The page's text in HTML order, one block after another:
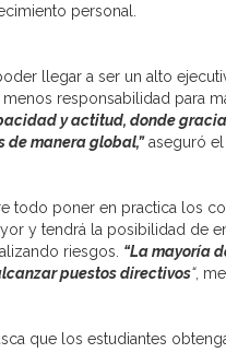
personal.
llegar a ser un alto
responsabilidad para
y actitud, donde
de manera global,”aseguró el
todo poner en practica los
y tendrá la posibilidad de
riesgos. “La mayoría
puestos directivos“,
que los estudiantes